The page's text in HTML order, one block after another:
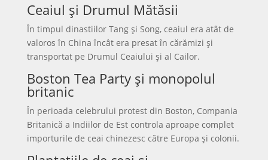
Ceaiul și Drumul Mătăsii
În timpul dinastiilor Tang și Song, ceaiul era atât de
valoros în China încât era presat în cărămizi și
transportat pe Drumul Ceaiului și al Cailor.
Boston Tea Party și monopolul
britanic
În perioada celebrului protest din Boston, Compania
Britanică a Indiilor de Est controla aproape complet
importurile de ceai chinezesc către Europa și colonii.